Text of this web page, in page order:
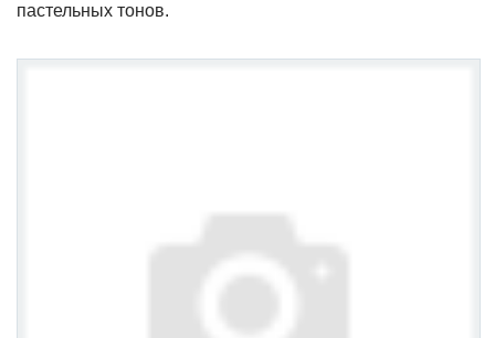
пастельных тонов.